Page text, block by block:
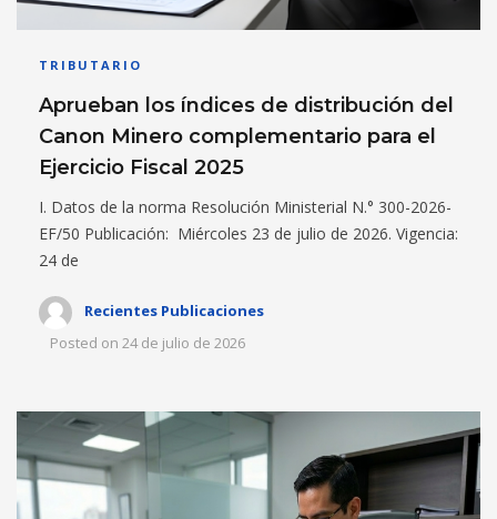
TRIBUTARIO
Aprueban los índices de distribución del
Canon Minero complementario para el
Ejercicio Fiscal 2025
I. Datos de la norma Resolución Ministerial N.° 300-2026-
EF/50 Publicación: Miércoles 23 de julio de 2026. Vigencia:
24 de
Recientes Publicaciones
Posted on 24 de julio de 2026